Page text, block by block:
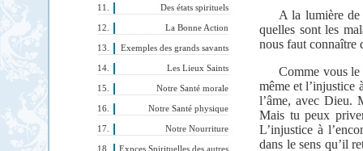
Des états spirituels
La Bonne Action
Exemples des grands savants
Les Lieux Saints
Notre Santé morale
Notre Santé physique
Notre Nourriture
Expces Spirituelles des autres
A la lumière de
quelles sont les
nous faut connaître
Comme vous le
même et l’injustice
l’âme, avec Dieu.
Mais tu peux
L’injustice à
dans le sens qu’il